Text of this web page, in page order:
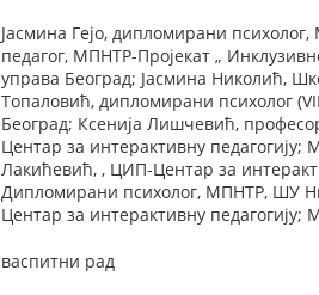
Јасмина Гејо, дипломирани
педагог, МПНТР-Пројекат „
управа Београд; Јасмина Николић,
Топаловић, дипломирани психолог
Београд; Ксенија Лишчевић,
Центар за интерактивну
Лакићевић, , ЦИП-Центар за
Дипломирани психолог, МПНТР, ШУ
Центар за интерактивну
васпитни рад